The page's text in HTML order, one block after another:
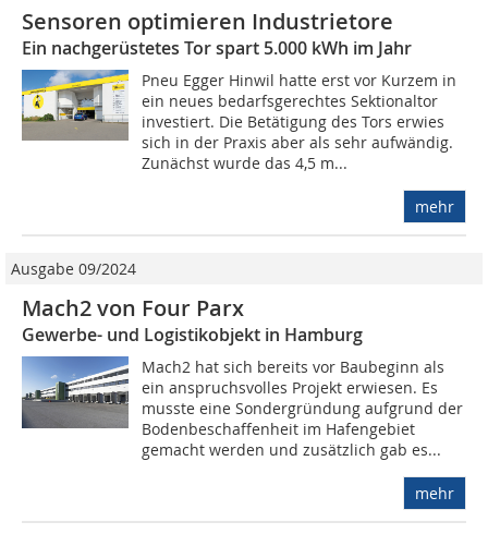
Sensoren optimieren Industrietore
Ein nachgerüstetes Tor spart 5.000 kWh im Jahr
Pneu Egger Hinwil hatte erst vor Kurzem in
ein neues bedarfsgerechtes Sektionaltor
investiert. Die Betätigung des Tors erwies
sich in der Praxis aber als sehr aufwändig.
Zunächst wurde das 4,5 m...
mehr
Ausgabe 09/2024
Mach2 von Four Parx
Gewerbe- und Logistikobjekt in Hamburg
Mach2 hat sich bereits vor Baubeginn als
ein anspruchsvolles Projekt erwiesen. Es
musste eine Sondergründung aufgrund der
Bodenbeschaffenheit im Hafengebiet
gemacht werden und zusätzlich gab es...
mehr